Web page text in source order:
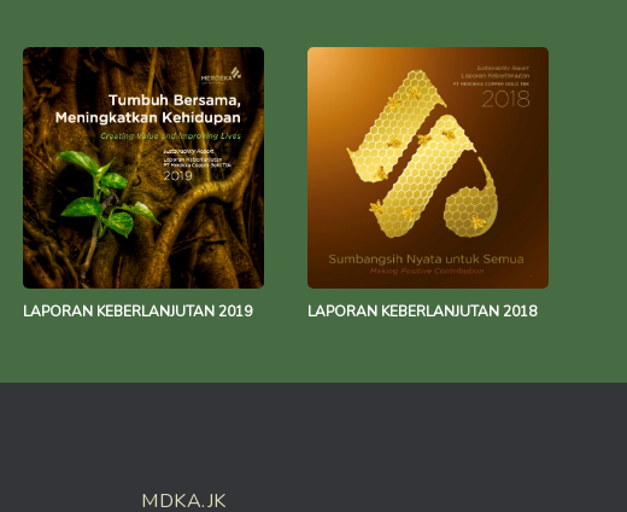
LAPORAN KEBERLANJUTAN 2019 LAPORAN KEBERLANJUTAN 2018
MDKA.JK